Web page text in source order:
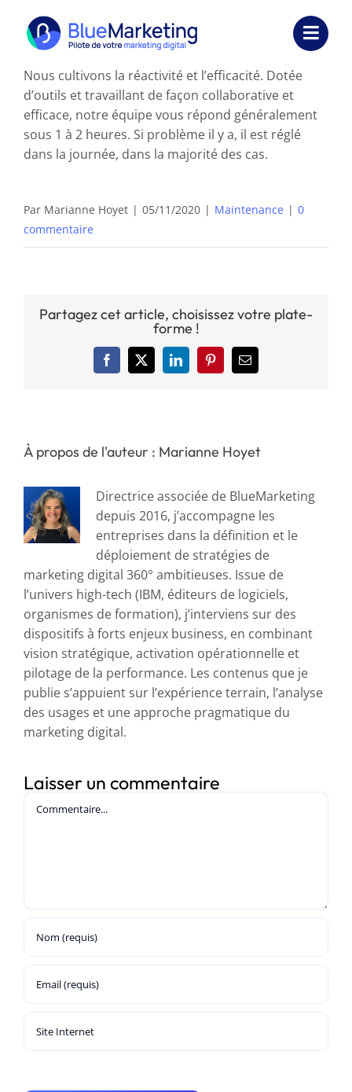
contenu
Expertises
Formations
Externalisation
Réalisations
Ressources
Nous contacter
Nous cultivons la réactivité et l’efficacité. Dotée
d’outils et travaillant de façon collaborative et
efficace, notre équipe vous répond généralement
sous 1 à 2 heures. Si problème il y a, il est réglé
dans la journée, dans la majorité des cas.
Par Marianne Hoyet | 05/11/2020 | Maintenance | 0
commentaire
Partagez cet article, choisissez votre plate-
forme !
Facebook
X LinkedInPinterestEmail
À propos de l'auteur : Marianne Hoyet
Directrice associée de BlueMarketing
depuis 2016, j’accompagne les
entreprises dans la définition et le
déploiement de stratégies de
marketing digital 360° ambitieuses. Issue de
l’univers high-tech (IBM, éditeurs de logiciels,
organismes de formation), j’interviens sur des
dispositifs à forts enjeux business, en combinant
vision stratégique, activation opérationnelle et
pilotage de la performance. Les contenus que je
publie s’appuient sur l’expérience terrain, l’analyse
des usages et une approche pragmatique du
marketing digital.
Laisser un commentaire